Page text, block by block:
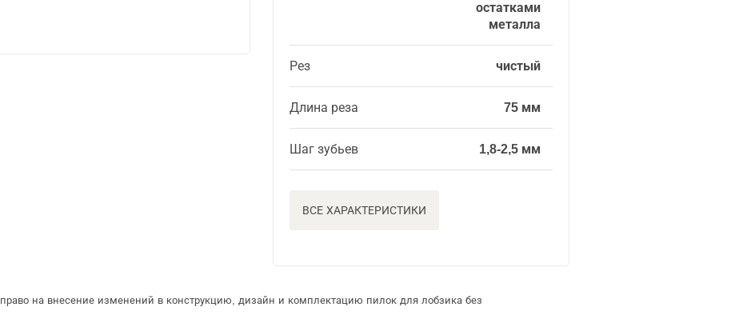
остатками
металла
Рез чистый
Длина реза 75 мм
Шаг зубьев 1,8-2,5 мм
ВСЕ ХАРАКТЕРИСТИКИ
право на внесение изменений в конструкцию, дизайн и комплектацию пилок для лобзика без